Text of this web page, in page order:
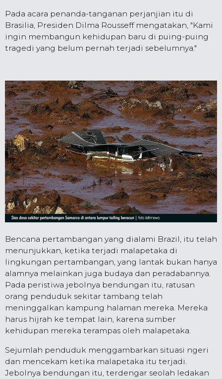
Pada acara penanda-tanganan perjanjian itu di
Brasilia, Presiden Dilma Rousseff mengatakan, "Kami
ingin membangun kehidupan baru di puing-puing
tragedi yang belum pernah terjadi sebelumnya."
Bencana pertambangan yang dialami Brazil, itu telah
menunjukkan, ketika terjadi malapetaka di
lingkungan pertambangan, yang lantak bukan hanya
alamnya melainkan juga budaya dan peradabannya.
Pada peristiwa jebolnya bendungan itu, ratusan
orang penduduk sekitar tambang telah
meninggalkan kampung halaman mereka. Mereka
harus hijrah ke tempat lain, karena sumber
kehidupan mereka terampas oleh malapetaka.
Sejumlah penduduk menggambarkan situasi ngeri
dan mencekam ketika malapetaka itu terjadi.
Jebolnya bendungan itu, terdengar seolah ledakan